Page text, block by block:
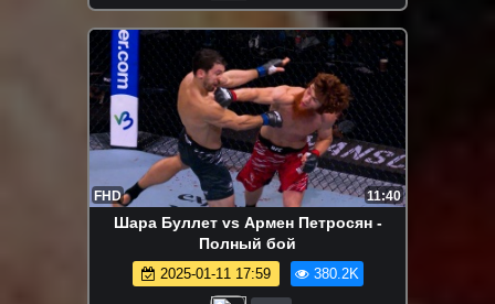
FHD 11:40
Шара Буллет vs Армен Петросян -
Полный бой
2025-01-11 17:59 380.2K